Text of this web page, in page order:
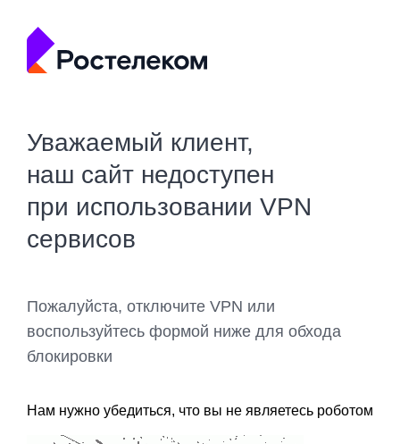
Уважаемый клиент,
наш сайт недоступен
при использовании VPN
сервисов
Пожалуйста, отключите VPN или
воспользуйтесь формой ниже для обхода
блокировки
Нам нужно убедиться, что вы не являетесь роботом